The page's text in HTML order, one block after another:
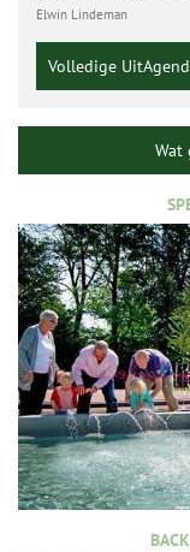
Elwin Lindeman
Volledige
Wat